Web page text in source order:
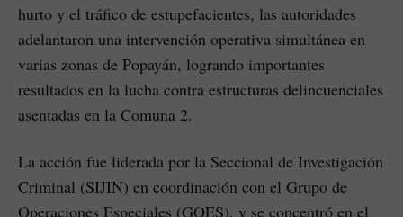
hurto y el tráfico de estupefacientes, las autoridades
adelantaron una intervención operativa simultánea en
varias zonas de Popayán, logrando importantes
resultados en la lucha contra estructuras delincuenciales
asentadas en la Comuna 2.
La acción fue liderada por la Seccional de Investigación
Criminal (SIJIN) en coordinación con el Grupo de
Operaciones Especiales (GOES), y se concentró en el